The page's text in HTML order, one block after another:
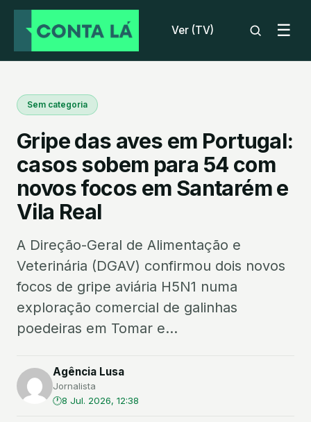
Ver (TV) ☰
Sem categoria
Gripe das aves em Portugal:
casos sobem para 54 com
novos focos em Santarém e
Vila Real
A Direção-Geral de Alimentação e
Veterinária (DGAV) confirmou dois novos
focos de gripe aviária H5N1 numa
exploração comercial de galinhas
poedeiras em Tomar e...
Agência Lusa
Jornalista
8 Jul. 2026, 12:38